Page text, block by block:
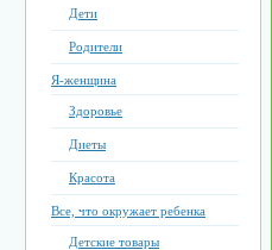
Дети
Родители
Я-женщина
Здоровье
Диеты
Красота
Все, что окружает ребенка
Детские товары